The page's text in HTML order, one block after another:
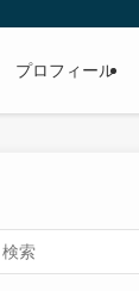
プロフィール